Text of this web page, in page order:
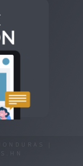
|